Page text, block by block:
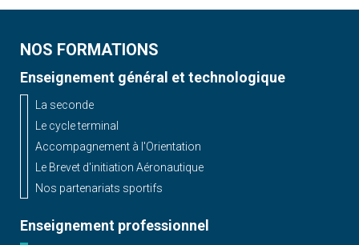
NOS FORMATIONS
Enseignement général et technologique
La seconde
Le cycle terminal
Accompagnement à l'Orientation
Le Brevet d'initiation Aéronautique
Nos partenariats sportifs
Enseignement professionnel